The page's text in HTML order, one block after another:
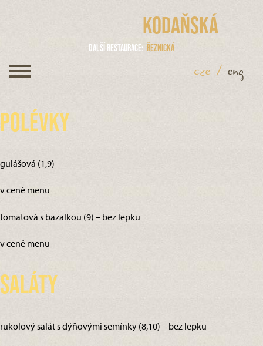
Kodaňská
Další restaurace Řeznická
cze / eng
Polévky
gulášová (1,9)
v ceně menu
tomatová s bazalkou (9) – bez lepku
v ceně menu
Saláty
rukolový salát s dýňovými semínky (8,10) – bez lepku